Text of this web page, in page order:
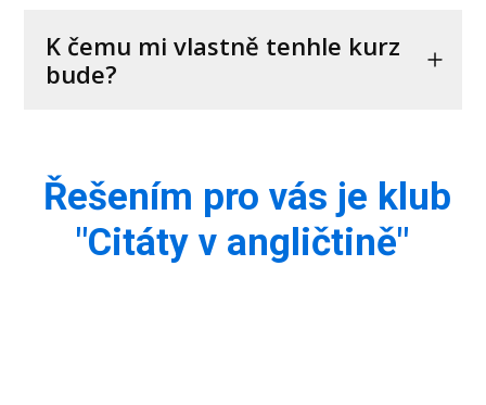
K čemu mi vlastně tenhle kurz
bude?
Řešením pro vás je klub
"Citáty v angličtině"